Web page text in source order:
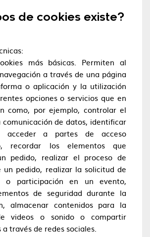
de cookies existe?
más básicas. Permiten al
a través de una página
o aplicación y la utilización
opciones o servicios que en
como, por ejemplo, controlar el
de datos, identificar
acceder a partes de acceso
recordar los elementos que
pedido, realizar el proceso de
un pedido, realizar la solicitud de
o participación en un evento,
de seguridad durante la
almacenar contenidos para la
videos o sonido o compartir
través de redes sociales.